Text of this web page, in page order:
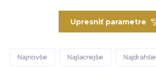
Upresniť parametre
Najnovšie Najlacnejšie Najdrahšie